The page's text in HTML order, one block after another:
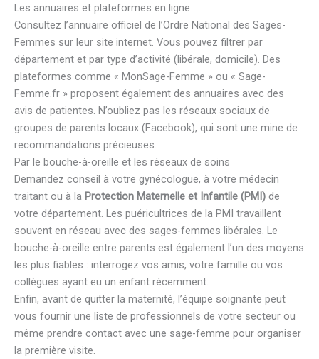
Les annuaires et plateformes en ligne
Consultez l’annuaire officiel de l’Ordre National des Sages-
Femmes sur leur site internet. Vous pouvez filtrer par
département et par type d’activité (libérale, domicile). Des
plateformes comme « MonSage-Femme » ou « Sage-
Femme.fr » proposent également des annuaires avec des
avis de patientes. N’oubliez pas les réseaux sociaux de
groupes de parents locaux (Facebook), qui sont une mine de
recommandations précieuses.
Par le bouche-à-oreille et les réseaux de soins
Demandez conseil à votre gynécologue, à votre médecin
traitant ou à la Protection Maternelle et Infantile (PMI) de
votre département. Les puéricultrices de la PMI travaillent
souvent en réseau avec des sages-femmes libérales. Le
bouche-à-oreille entre parents est également l’un des moyens
les plus fiables : interrogez vos amis, votre famille ou vos
collègues ayant eu un enfant récemment.
Enfin, avant de quitter la maternité, l’équipe soignante peut
vous fournir une liste de professionnels de votre secteur ou
même prendre contact avec une sage-femme pour organiser
la première visite.